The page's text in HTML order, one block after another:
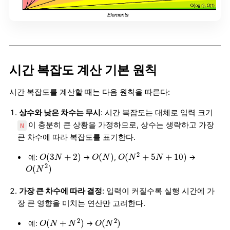
시간 복잡도 계산 기본 원칙
시간 복잡도를 계산할 때는 다음 원칙을 따른다:
상수와 낮은 차수는 무시: 시간 복잡도는 대체로 입력 크기
N
이 충분히 큰 상황을 가정하므로, 상수는 생략하고 가장
큰 차수에 따라 복잡도를 표기한다.
예:O(3N +2)
O(3N+ 2 ) →O(N)
O(N) , O(N 2 + 5N + 10)
O(N2+ N+10 ) →
O(N 2)
O(N2)
가장 큰 차수에 따라 결정: 입력이 커질수록 실행 시간에 가
장 큰 영향을 미치는 연산만 고려한다.
예:O(N + N 2)
O(N+ 2) → O(N 2)
O(N2)